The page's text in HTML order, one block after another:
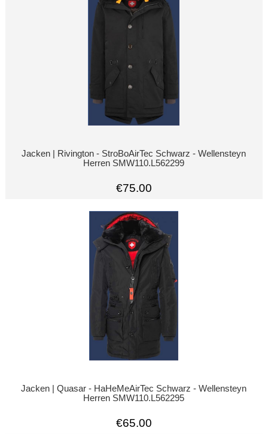
Jacken | Rivington - StroBoAirTec Schwarz - Wellensteyn
Herren SMW110.L562299
€75.00
Jacken | Quasar - HaHeMeAirTec Schwarz - Wellensteyn
Herren SMW110.L562295
€65.00